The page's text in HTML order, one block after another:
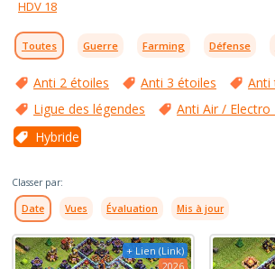
HDV 18
Toutes Guerre Farming Défense
Anti 2 étoiles Anti 3 étoiles
Anti
Ligue des légendes
Anti Air / Electro
Hybride
Classer par:
Date Vues Évaluation Mis à jour
+ Lien (Link)
2026